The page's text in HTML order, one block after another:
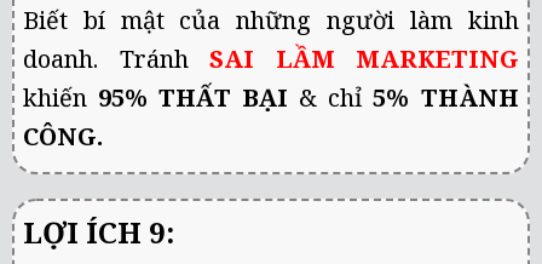
Biết bí mật của những người làm kinh
doanh. Tránh SAI LẦM MARKETING
khiến 95% THẤT BẠI & chỉ 5% THÀNH
CÔNG.
LỢI ÍCH 9: